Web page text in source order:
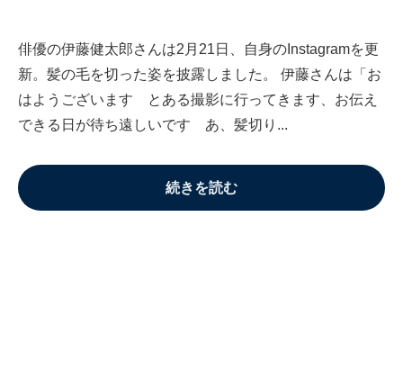
俳優の伊藤健太郎さんは2月21日、自身のInstagramを更
新。髪の毛を切った姿を披露しました。 伊藤さんは「お
はようございます とある撮影に行ってきます、お伝え
できる日が待ち遠しいです あ、髪切り...
続きを読む